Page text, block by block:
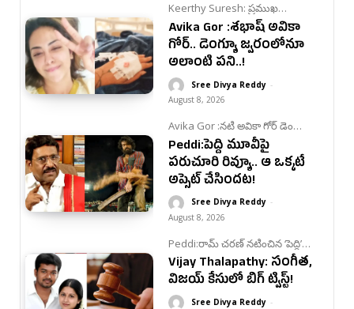
Keerthy Suresh: ప్రముఖ
హీరోయిన్ కీర్తి సురేష్ తాజాగా ఒక
నెటిజన్ అడిగిన ప్రశ్నకు దిమ్మతిరిగే
కౌంటర్ ఇచ్చింది. ప్రస్తుత ఈ విషయం
సోషల్ మీడియాలో వైరల్ గా మారింది.
Avika Gor :శభాష్ అవికా
గోర్‌.. డెంగ్యూ జ్వరంలోనూ
అలాంటి పని..!
Sree Divya Reddy -
August 8, 2026
Avika Gor :నటి అవికా గోర్ డెంగ్యూ
బారిన పడి ముంబైలోని ఓ ప్రైవేట్
ఆసుపత్రిలో చికిత్స పొందుతున్నారు.
Peddi:పెద్ది మూవీపై
పరుచూరి రివ్యూ.. ఆ ఒక్కటే
అప్సెట్ చేసిందట!
Sree Divya Reddy -
August 8, 2026
Peddi:రామ్ చరణ్ నటించిన ‘పెద్ది’
సినిమాపై ప్రముఖ రచయిత
పరుచూరి గోపాలకృష్ణ తన
అభిప్రాయాన్ని వెల్లడించారు.
Vijay Thalapathy: సంగీత,
విజయ్ కేసులో బిగ్ ట్విస్ట్!
Sree Divya Reddy -